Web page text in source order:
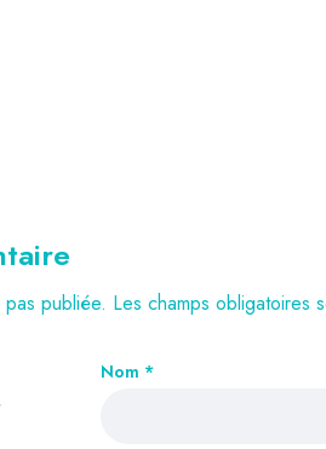
publiée. Les champs obligatoires
Nom *